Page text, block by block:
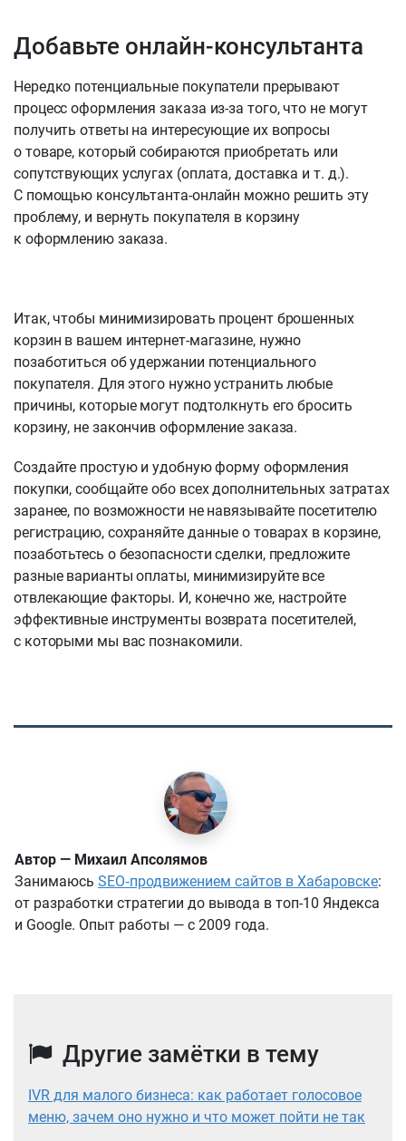
Добавьте онлайн-консультанта
Нередко потенциальные покупатели прерывают
процесс оформления заказа из-за того, что не могут
получить ответы на интересующие их вопросы
о товаре, который собираются приобретать или
сопутствующих услугах (оплата, доставка и т. д.).
С помощью консультанта-онлайн можно решить эту
проблему, и вернуть покупателя в корзину
к оформлению заказа.
Итак, чтобы минимизировать процент брошенных
корзин в вашем интернет-магазине, нужно
позаботиться об удержании потенциального
покупателя. Для этого нужно устранить любые
причины, которые могут подтолкнуть его бросить
корзину, не закончив оформление заказа.
Создайте простую и удобную форму оформления
покупки, сообщайте обо всех дополнительных затратах
заранее, по возможности не навязывайте посетителю
регистрацию, сохраняйте данные о товарах в корзине,
позаботьтесь о безопасности сделки, предложите
разные варианты оплаты, минимизируйте все
отвлекающие факторы. И, конечно же, настройте
эффективные инструменты возврата посетителей,
с которыми мы вас познакомили.
Автор — Михаил Апсолямов
Занимаюсь SEO‑продвижением сайтов в Хабаровске:
от разработки стратегии до вывода в топ-10 Яндекса
и Google. Опыт работы — с 2009 года.
Другие замётки в тему
IVR для малого бизнеса: как работает голосовое
меню, зачем оно нужно и что может пойти не так